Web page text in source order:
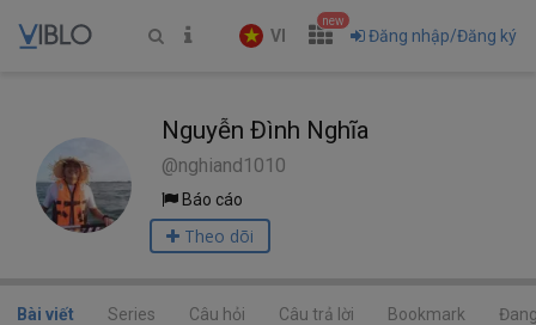
VI
new
Đăng nhập/Đăng ký
Nguyễn Đình Nghĩa
@nghiand1010
Báo cáo
Theo dõi
Bài viết Series Câu hỏi Câu trả lời Bookmark